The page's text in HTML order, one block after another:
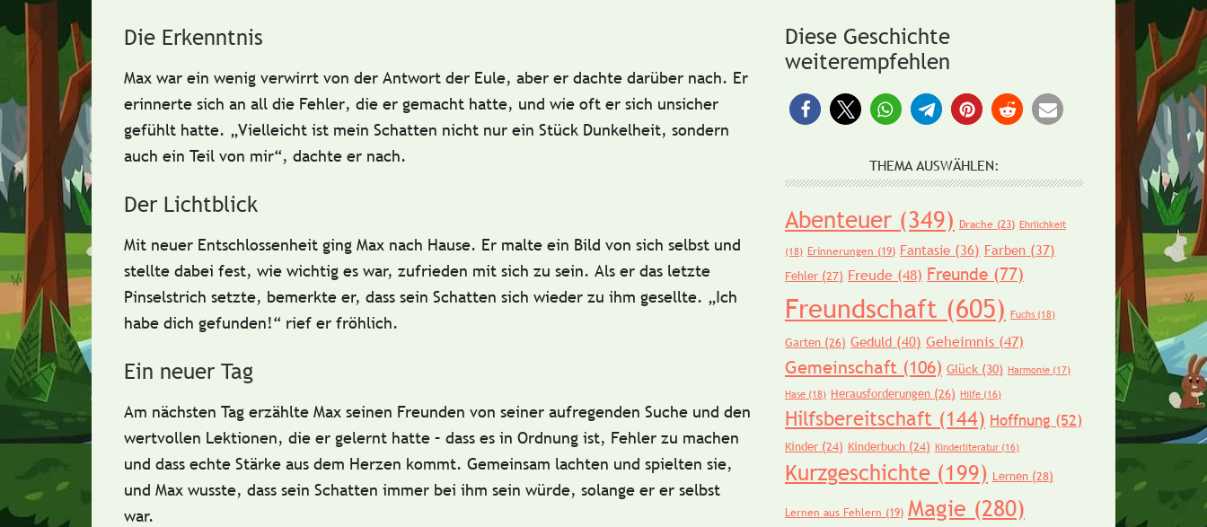
Die Erkenntnis
Max war ein wenig verwirrt von der Antwort der Eule, aber er dachte darüber nach. Er
erinnerte sich an all die Fehler, die er gemacht hatte, und wie oft er sich unsicher
gefühlt hatte. „Vielleicht ist mein Schatten nicht nur ein Stück Dunkelheit, sondern
auch ein Teil von mir“, dachte er nach.
Der Lichtblick
Mit neuer Entschlossenheit ging Max nach Hause. Er malte ein Bild von sich selbst und
stellte dabei fest, wie wichtig es war, zufrieden mit sich zu sein. Als er das letzte
Pinselstrich setzte, bemerkte er, dass sein Schatten sich wieder zu ihm gesellte. „Ich
habe dich gefunden!“ rief er fröhlich.
Ein neuer Tag
Am nächsten Tag erzählte Max seinen Freunden von seiner aufregenden Suche und den
wertvollen Lektionen, die er gelernt hatte – dass es in Ordnung ist, Fehler zu machen
und dass echte Stärke aus dem Herzen kommt. Gemeinsam lachten und spielten sie,
und Max wusste, dass sein Schatten immer bei ihm sein würde, solange er er selbst
war.
Diese Geschichte
weiterempfehlen
THEMA AUSWÄHLEN:
Abenteuer (349) Drache (23) Ehrlichkeit
(18) Erinnerungen (19) Fantasie (36) Farben (37)
Fehler (27) Freude (48) Freunde (77)
Freundschaft (605) Fuchs (18)
Garten (26) Geduld (40) Geheimnis (47)
Gemeinschaft (106) Glück (30) Harmonie (17)
Hase (18) Herausforderungen (26) Hilfe (16)
Hilfsbereitschaft (144) Hoffnung (52)
Kinder (24) Kinderbuch (24) Kinderliteratur (16)
Kurzgeschichte (199) Lernen (28)
Lernen aus Fehlern (19) Magie (280)